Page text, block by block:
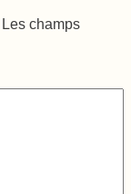
Les champs